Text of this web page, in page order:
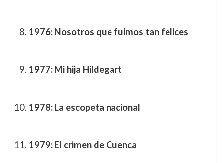
1976: Nosotros que fuimos tan felices
1977: Mi hija Hildegart
1978: La escopeta nacional
1979: El crimen de Cuenca